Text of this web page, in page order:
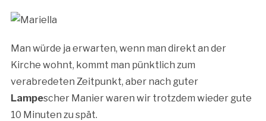
Man würde ja erwarten, wenn man direkt an der
Kirche wohnt, kommt man pünktlich zum
verabredeten Zeitpunkt, aber nach guter
Lampescher Manier waren wir trotzdem wieder gute
10 Minuten zu spät.